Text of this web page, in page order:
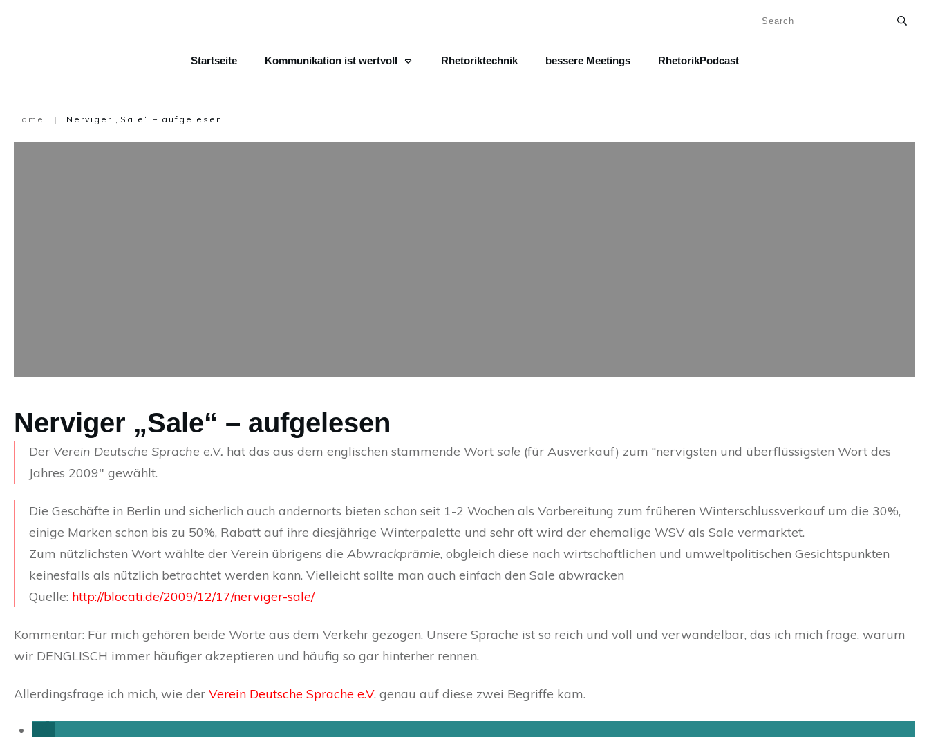
Startseite Kommunikation ist wertvoll Rhetoriktechnik bessere Meetings RhetorikPodcast
Home | Nerviger „Sale“ – aufgelesen
Nerviger „Sale“ – aufgelesen
Der Verein Deutsche Sprache e.V. hat das aus dem englischen stammende Wort sale (für Ausverkauf) zum “nervigsten und überflüssigsten Wort des
Jahres 2009″ gewählt.
Die Geschäfte in Berlin und sicherlich auch andernorts bieten schon seit 1-2 Wochen als Vorbereitung zum früheren Winterschlussverkauf um die 30%,
einige Marken schon bis zu 50%, Rabatt auf ihre diesjährige Winterpalette und sehr oft wird der ehemalige WSV als Sale vermarktet.
Zum nützlichsten Wort wählte der Verein übrigens die Abwrackprämie, obgleich diese nach wirtschaftlichen und umweltpolitischen Gesichtspunkten
keinesfalls als nützlich betrachtet werden kann. Vielleicht sollte man auch einfach den Sale abwracken
Quelle: http://blocati.de/2009/12/17/nerviger-sale/
Kommentar: Für mich gehören beide Worte aus dem Verkehr gezogen. Unsere Sprache ist so reich und voll und verwandelbar, das ich mich frage, warum
wir DENGLISCH immer häufiger akzeptieren und häufig so gar hinterher rennen.
Allerdingsfrage ich mich, wie der Verein Deutsche Sprache e.V. genau auf diese zwei Begriffe kam.